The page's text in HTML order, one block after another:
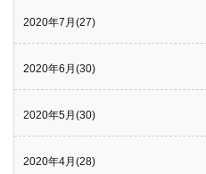
2020年7月(27)
2020年6月(30)
2020年5月(30)
2020年4月(28)